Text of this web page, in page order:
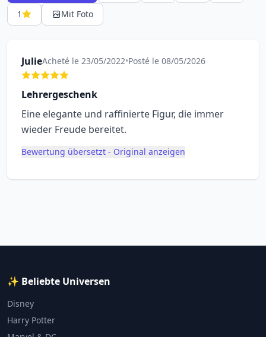
1
Mit Foto
JulieAcheté le 23/05/2022•Posté le 08/05/2026
Lehrergeschenk
Eine elegante und raffinierte Figur, die immer
wieder Freude bereitet.
Bewertung übersetzt - Original anzeigen
✨ Beliebte Universen
Disney
Harry Potter